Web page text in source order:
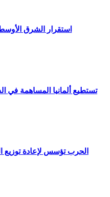
استقرار الشرق الأوسط
تستطيع ألمانيا المساهمة في
الحرب تؤسس لإعادة توزيع